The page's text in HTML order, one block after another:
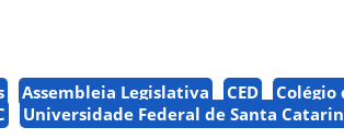
Assembleia Legislativa CED Colégio
Universidade Federal de Santa